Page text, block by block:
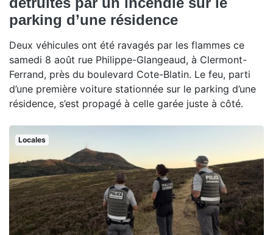
parking d’une résidence
Deux véhicules ont été ravagés par les flammes ce
samedi 8 août rue Philippe-Glangeaud, à Clermont-
Ferrand, près du boulevard Cote-Blatin. Le feu, parti
d’une première voiture stationnée sur le parking d’une
résidence, s’est propagé à celle garée juste à côté.
Locales